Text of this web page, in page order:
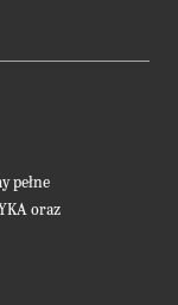
pełne
oraz